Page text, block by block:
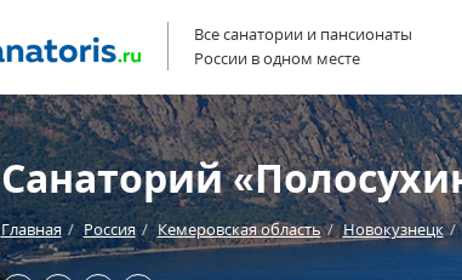
Все санатории и пансионаты
России в одном месте
Санаторий
Главная Россия Кемеровская область Новокузнецк